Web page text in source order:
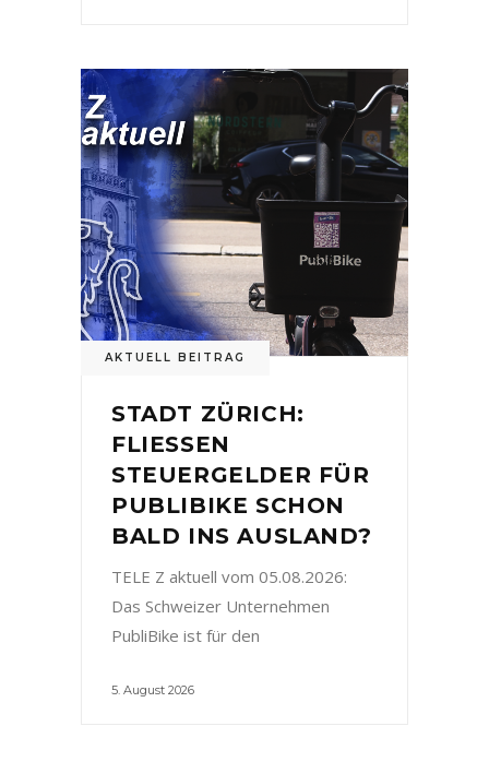
AKTUELL BEITRAG
STADT ZÜRICH:
FLIESSEN
STEUERGELDER FÜR
PUBLIBIKE SCHON
BALD INS AUSLAND?
TELE Z aktuell vom 05.08.2026:
Das Schweizer Unternehmen
PubliBike ist für den
5. August 2026